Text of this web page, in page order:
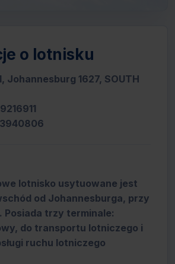
o lotnisku
Johannesburg 1627, SOUTH
3940806
lotnisko usytuowane jest
od Johannesburga, przy
Posiada trzy terminale:
do transportu lotniczego i
ruchu lotniczego